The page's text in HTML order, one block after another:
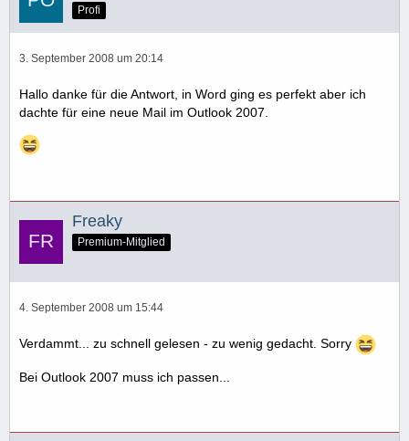
Profi
3. September 2008 um 20:14
Hallo danke für die Antwort, in Word ging es perfekt aber ich
dachte für eine neue Mail im Outlook 2007.
Freaky
Premium-Mitglied
4. September 2008 um 15:44
Verdammt... zu schnell gelesen - zu wenig gedacht. Sorry
Bei Outlook 2007 muss ich passen...